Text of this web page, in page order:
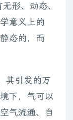
形、动态、
意义上的
态的，而
其引发的万
下，气可以
气流通、自